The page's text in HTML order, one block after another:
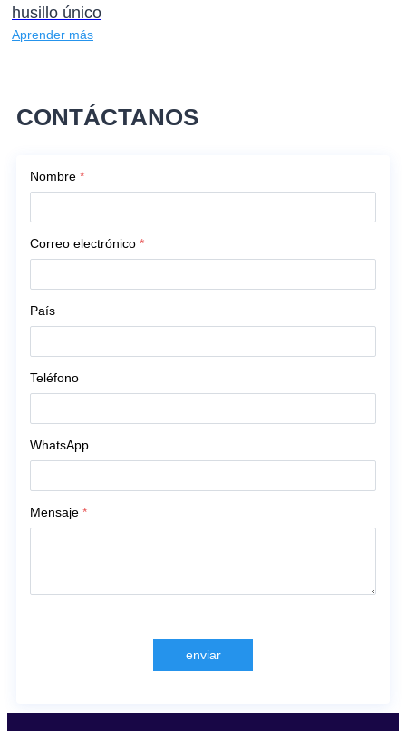
husillo único
Aprender más
CONTÁCTANOS
Nombre *
Correo electrónico *
País
Teléfono
WhatsApp
Mensaje *
enviar